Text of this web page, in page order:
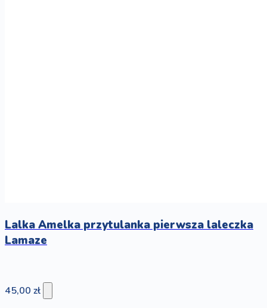
Lalka Amelka przytulanka pierwsza laleczka
Lamaze
45,00 zł